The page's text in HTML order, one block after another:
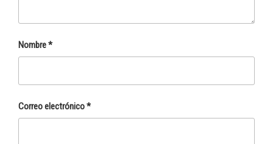
Nombre*
Correo electrónico*